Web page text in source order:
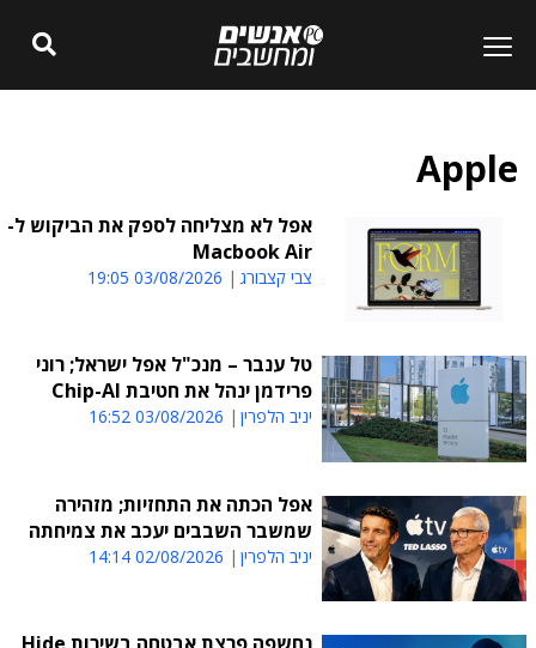
Apple
אפל לא מצליחה לספק את הביקוש ל-
Macbook Air
צבי קצבורג 03/08/2026 19:05
טל ענבר – מנכ"ל אפל ישראל; רוני
פרידמן ינהל את חטיבת Chip-AI
יניב הלפרין 03/08/2026 16:52
אפל הכתה את התחזיות; מזהירה
שמשבר השבבים יעכב את צמיחתה
יניב הלפרין 02/08/2026 14:14